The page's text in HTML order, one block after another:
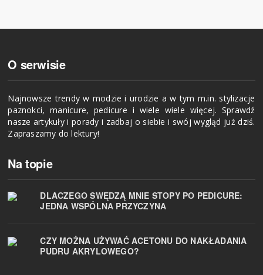
O serwisie
Najnowsze trendy w modzie i urodzie a w tym m.in. stylizacje
paznokci, manicure, pedicure i wiele wiele więcej. Sprawdź
nasze artykuły i porady i zadbaj o siebie i swój wygląd już dziś.
Zapraszamy do lektury!
Na topie
DLACZEGO SWĘDZĄ MNIE STOPY PO PEDICURE:
JEDNA WSPÓLNA PRZYCZYNA
CZY MOŻNA UŻYWAĆ ACETONU DO NAKŁADANIA
PUDRU AKRYLOWEGO?